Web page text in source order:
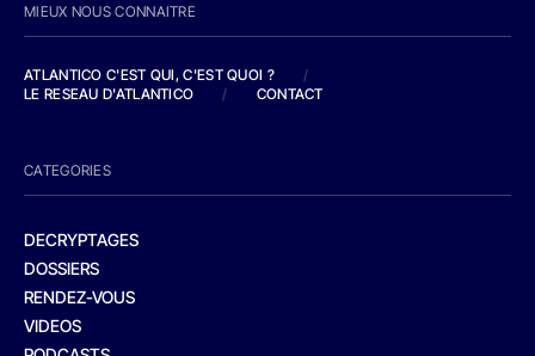
MIEUX NOUS CONNAITRE
ATLANTICO C'EST QUI, C'EST QUOI ?
/
LE RESEAU D'ATLANTICO
/ CONTACT
CATEGORIES
DECRYPTAGES
DOSSIERS
RENDEZ-VOUS
VIDEOS